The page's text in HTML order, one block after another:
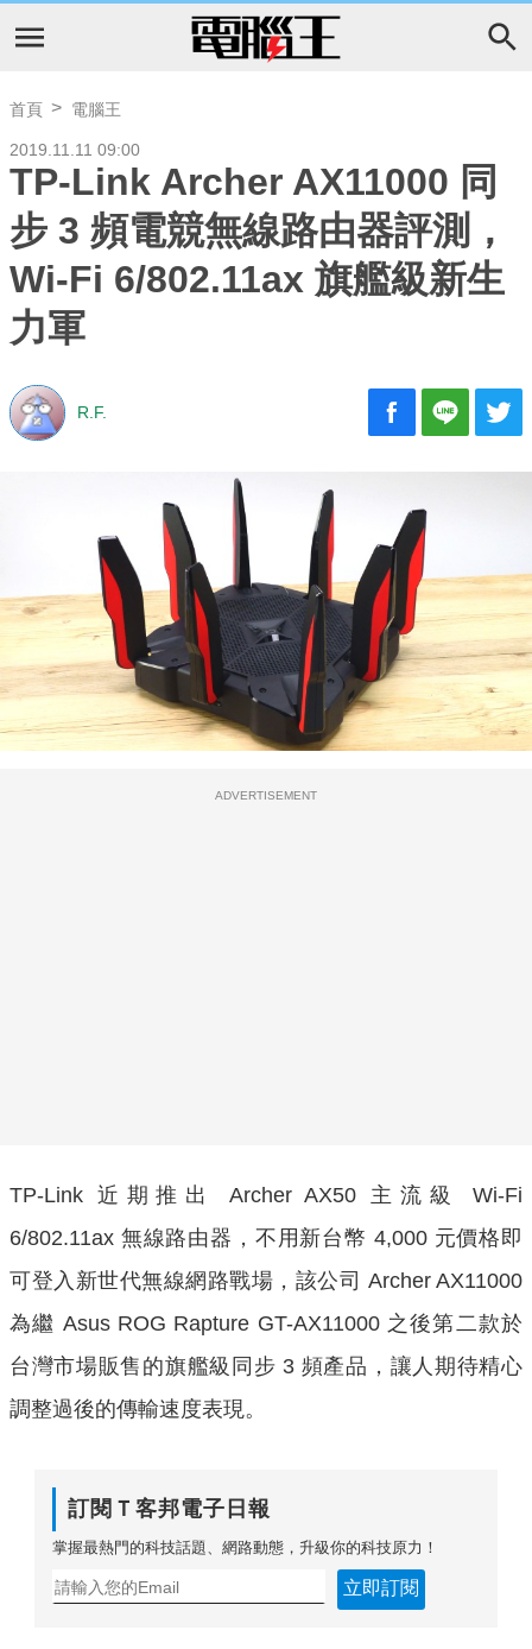
首頁 電腦王
2019.11.11 09:00
TP-Link Archer AX11000 同
步 3 頻電競無線路由器評測，
Wi-Fi 6/802.11ax 旗艦級新生
力軍
R.F.
ADVERTISEMENT
TP-Link 近期推出 Archer AX50 主流級 Wi-Fi
6/802.11ax 無線路由器，不用新台幣 4,000 元價格即
可登入新世代無線網路戰場，該公司 Archer AX11000
為繼 Asus ROG Rapture GT-AX11000 之後第二款於
台灣市場販售的旗艦級同步 3 頻產品，讓人期待精心
調整過後的傳輸速度表現。
訂閱Ｔ客邦電子日報
掌握最熱門的科技話題、網路動態，升級你的科技原力！
立即訂閱